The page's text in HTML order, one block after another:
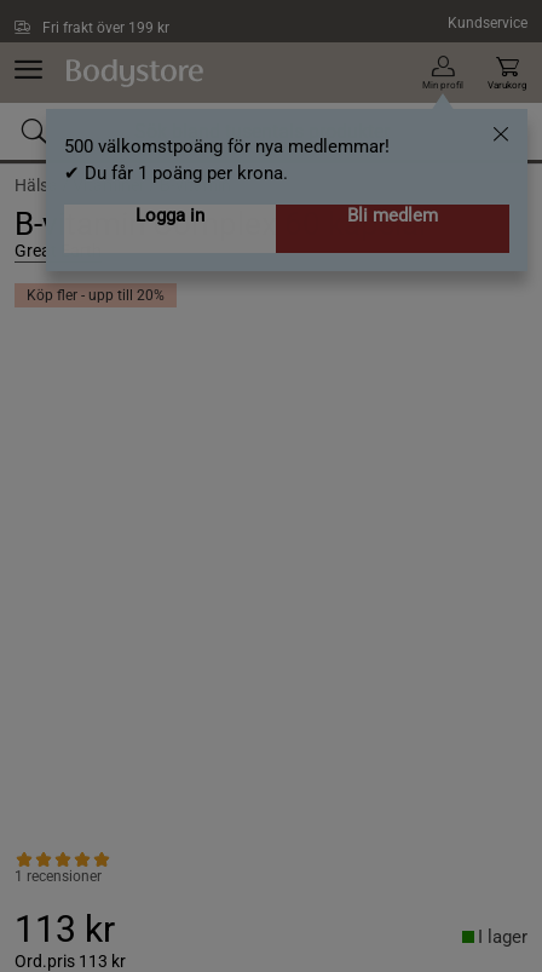
Fri frakt över 199 kr Kundservice
Min profil
500 välkomstpoäng för nya medlemmar!
✔ Du får 1 poäng per krona.
Logga in
Bli medlem
Varukorg
Hälsa / Vitaminer /B-vitamin
B-vitamin Complex 60 kapslar
Great Earth
Köp fler - upp till 20%
1 recensioner
113 kr
Ord.pris 113 kr
I lager